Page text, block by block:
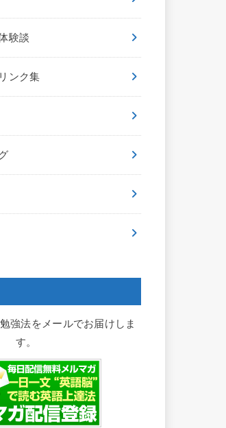
験談
ンク集
強法をメールでお届けしま
す。